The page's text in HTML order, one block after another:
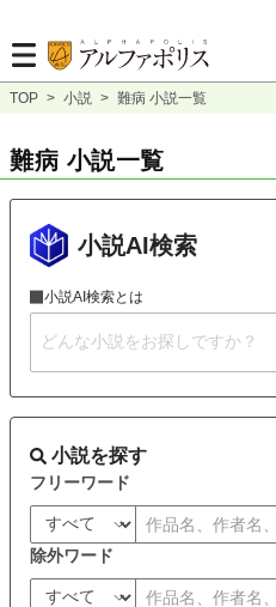
TOP > 小説 > 難病 小説一覧
難病 小説一覧
小説AI検索
小説AI検索とは
小説を探す
フリーワード
除外ワード